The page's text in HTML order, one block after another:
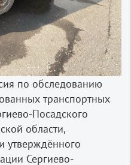
по обследованию
транспортных
Посадского
области,
утверждённого
Сергиево-